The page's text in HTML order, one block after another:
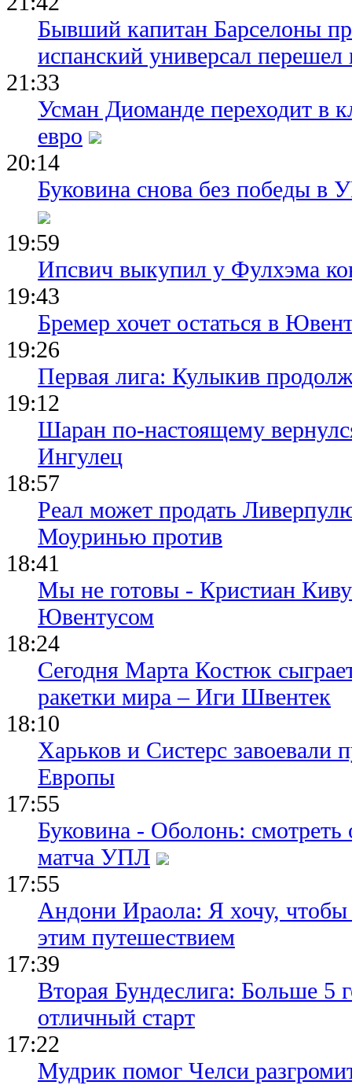
Бывший капитан Барселоны
испанский универсал перешел
21:33
Усман Диоманде переходит в
евро
20:14
Буковина снова без победы
19:59
Ипсвич выкупил у Фулхэма
19:43
Бремер хочет остаться в
19:26
Первая лига: Кулыкив
19:12
Шаран по-настоящему
Ингулец
18:57
Реал может продать
Моуринью против
18:41
Мы не готовы - Кристиан
Ювентусом
18:24
Сегодня Марта Костюк
ракетки мира – Иги Швентек
18:10
Харьков и Систерс завоевали
Европы
17:55
Буковина - Оболонь:
матча УПЛ
17:55
Андони Ираола: Я хочу, чтобы
этим путешествием
17:39
Вторая Бундеслига: Больше 5
отличный старт
17:22
Мудрик помог Челси